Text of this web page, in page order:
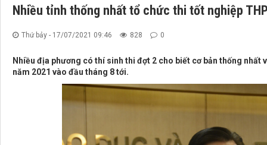
Nhiều tỉnh thống nhất tổ chức thi tốt nghiệp
Thứ bảy - 17/07/2021 09:46 828 0
Nhiều địa phương có thí sinh thi đợt 2 cho biết cơ bản thống
năm 2021 vào đầu tháng 8 tới.